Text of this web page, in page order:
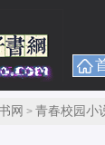
网 > 青春校园小